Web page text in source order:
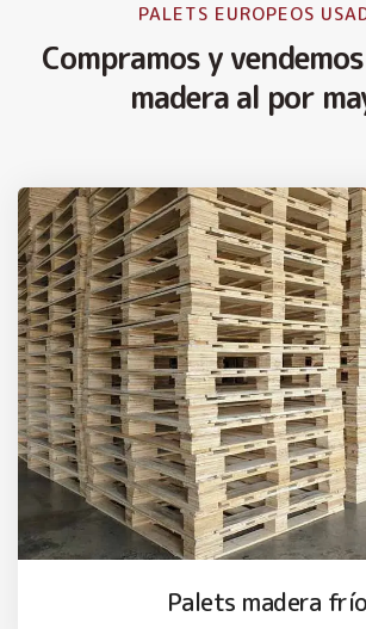
PALETS EUROPEOS
Compramos y
madera al por
Palets madera frío